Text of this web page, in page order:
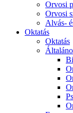
Orvosi
Orvosi
Alvás-
Oktatás
Oktatás